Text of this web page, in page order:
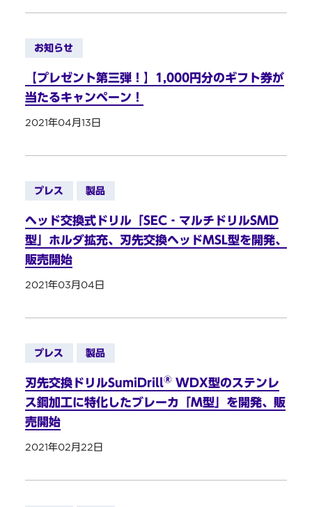
お知らせ
【プレゼント第三弾！】1,000円分のギフト券が
当たるキャンペーン！
2021年04月13日
プレス 製品
ヘッド交換式ドリル「SEC‐マルチドリルSMD
型」ホルダ拡充、刃先交換ヘッドMSL型を開発、
販売開始
2021年03月04日
プレス 製品
刃先交換ドリルSumiDrill®WDX型のステンレ
ス鋼加工に特化したブレーカ「M型」を開発、販
売開始
2021年02月22日